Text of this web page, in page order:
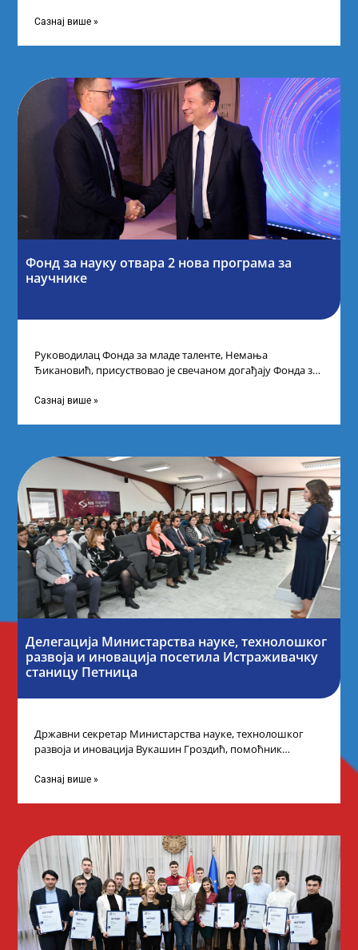
Сазнај више »
Фонд за науку отвара 2 нова програма за
научнике
Руководилац Фонда за младе таленте, Немања
Ђикановић, присуствовао је свечаном догађају Фонда за
Сазнај више »
Делегација Министарства науке, технолошког
развоја и иновација посетила Истраживачку
станицу Петница
Државни секретар Министарства науке, технолошког
развоја и иновација Вукашин Гроздић, помоћник
промоцију
Сазнај више »